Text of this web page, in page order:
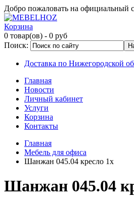
Добро пожаловать на официальный
Корзина
0 товар(ов) - 0 руб
Поиск:
Доставка по Нижегородской
Главная
Новости
Личный кабинет
Услуги
Корзина
Контакты
Главная
Мебель для офиса
Шанжан 045.04 кресло 1х
Шанжан 045.04